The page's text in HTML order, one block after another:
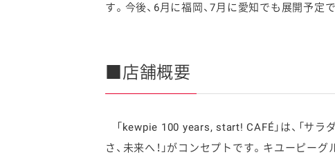
す。今後、6月に福岡、7月に愛知でも展開予定で
■店舗概要
「kewpie 100 years, start! CAFÉ」は、「サラ
さ、未来へ！」がコンセプトです。キユーピー